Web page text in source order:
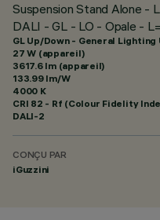
Suspension Stand Alone -
DALI - GL - LO - Opale -
GL Up/Down - General Lighting
27 W (appareil)
3617.6 lm (appareil)
133.99 lm/W
4000 K
CRI 82 - Rf (Colour Fidelity
DALI-2
CONÇU PAR
iGuzzini